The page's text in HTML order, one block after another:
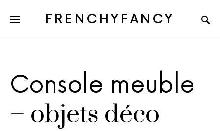
FRENCHYFANCY
Console meuble
– objets déco